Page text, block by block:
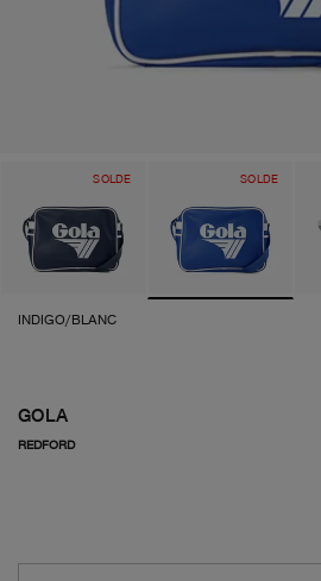
SOLDE SOLDE
INDIGO/BLANC
GOLA
REDFORD